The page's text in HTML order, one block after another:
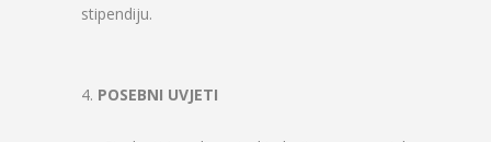
stipendiju.
4. POSEBNI UVJETI